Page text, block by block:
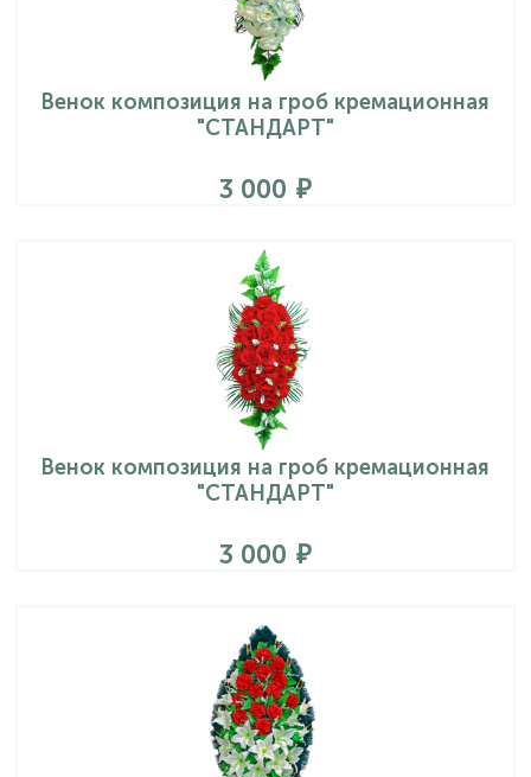
Венок композиция на гроб кремационная
"СТАНДАРТ"
3 000
Венок композиция на гроб кремационная
"СТАНДАРТ"
3 000